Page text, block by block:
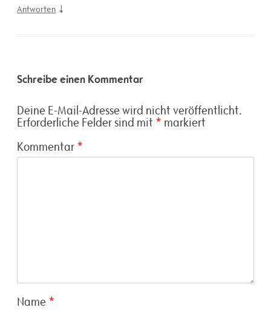
Antworten ↓
Schreibe einen Kommentar
Deine E-Mail-Adresse wird nicht veröffentlicht.
Erforderliche Felder sind mit * markiert
Kommentar *
Name *